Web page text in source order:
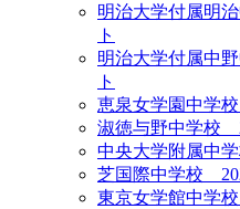
明治大学付属明
ト
明治大学付属中
ト
恵泉女学園中学
淑徳与野中学校
中央大学附属中
芝国際中学校
東京女学館中学